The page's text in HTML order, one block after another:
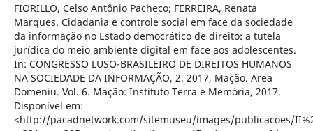
FIORILLO, Celso Antônio Pacheco; FERREIRA, Renata
Marques. Cidadania e controle social em face da sociedade
da informação no Estado democrático de direito: a tutela
jurídica do meio ambiente digital em face aos adolescentes.
In: CONGRESSO LUSO-BRASILEIRO DE DIREITOS HUMANOS
NA SOCIEDADE DA INFORMAÇÃO, 2. 2017, Mação. Area
Domeniu. Vol. 6. Mação: Instituto Terra e Memória, 2017.
Disponível em:
<http://pacadnetwork.com/sitemuseu/images/publicacoes/